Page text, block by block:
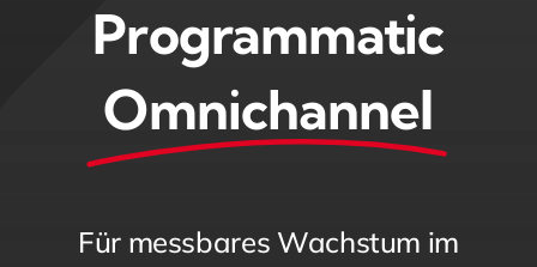
Über unsProgrammatic
Omnichannel
Für messbares Wachstum im